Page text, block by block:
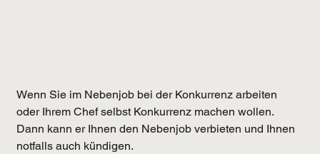
Wenn Sie im Nebenjob bei der Konkurrenz arbeiten
oder Ihrem Chef selbst Konkurrenz machen wollen.
Dann kann er Ihnen den Nebenjob verbieten und Ihnen
notfalls auch kündigen.